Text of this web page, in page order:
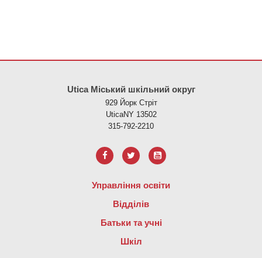
Utica Міський шкільний округ
929 Йорк Стріт
UticaNY 13502
315-792-2210
Управління освіти
Відділів
Батьки та учні
Шкіл